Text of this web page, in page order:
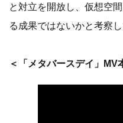
と対立を開放し、仮想空
る成果ではないかと考察し
＜「メタバースデイ」MV